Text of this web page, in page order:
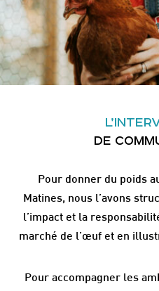
DE
Pour donner du poids
Matines, nous l’avons
l’impact et la
marché de l’œuf et en
Pour accompagner les